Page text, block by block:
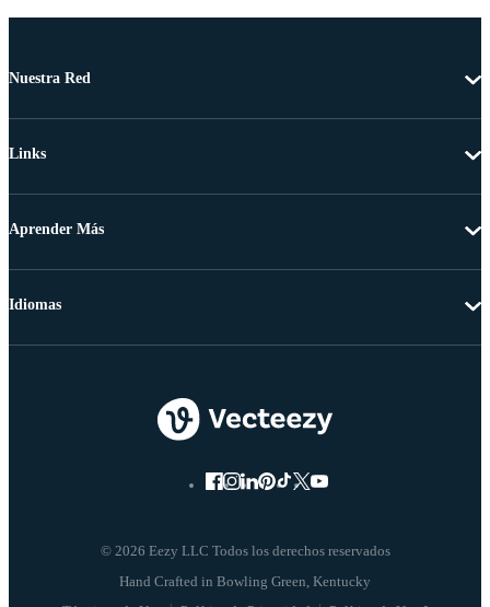
Nuestra Red
Links
Aprender Más
© 2026 Eezy LLC Todos los derechos reservados
Idiomas